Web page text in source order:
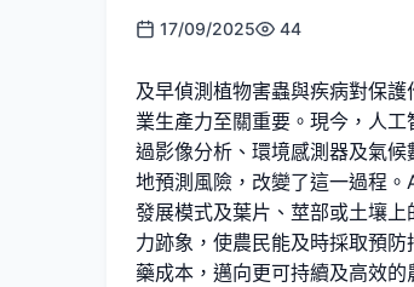
17/09/2025 44
及早偵測植物害蟲與疾病對保護
業生產力至關重要。現今，人工
過影像分析、環境感測器及氣候
地預測風險，改變了這一過程。
發展模式及葉片、莖部或土壤上
力跡象，使農民能及時採取預防
藥成本，邁向更可持續及高效的